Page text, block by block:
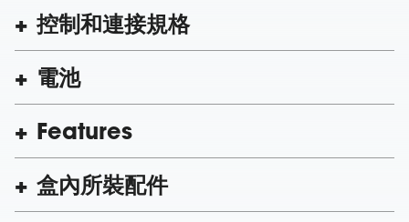
控制和連接規格
電池
Features
盒內所裝配件